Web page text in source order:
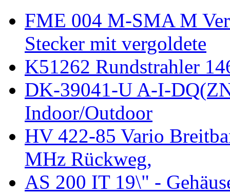
FME 004 M-SMA M
Stecker mit vergoldete
K51262 Rundstrahler
DK-39041-U A-I-
Indoor/Outdoor
HV 422-85 Vario
MHz Rückweg,
AS 200 IT 19\" -